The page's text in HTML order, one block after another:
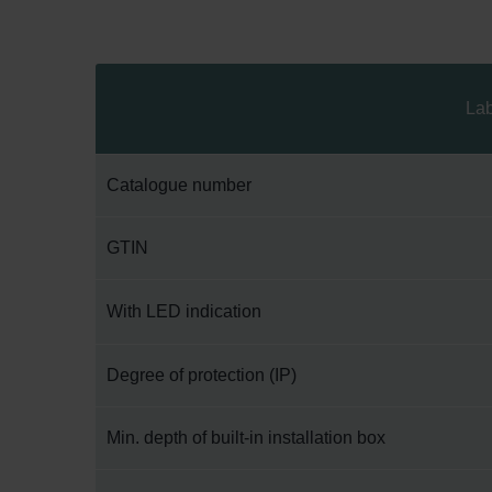
Catalogue number
GTIN
With LED indication
Degree of protection (IP)
Min. depth of built-in installation box